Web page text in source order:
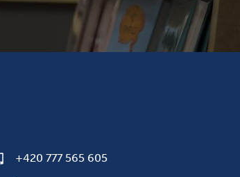
+420 777 565 605